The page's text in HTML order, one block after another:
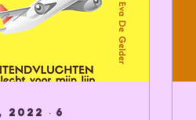
2022 ∙ 6